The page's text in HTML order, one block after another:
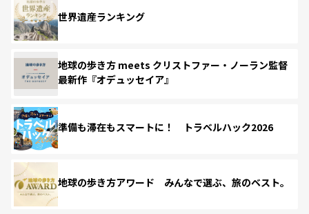
世界遺産ランキング
地球の歩き方 meets クリストファー・ノーラン監督
最新作『オデュッセイア』
準備も滞在もスマートに！ トラベルハック2026
地球の歩き方アワード みんなで選ぶ、旅のベスト。